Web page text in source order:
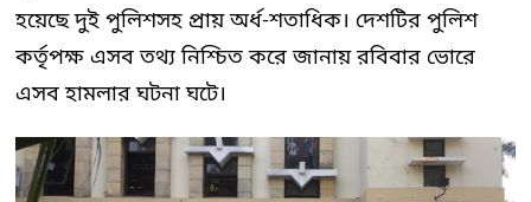
হয়েছে দুই পুলিশসহ প্রায় অর্ধ-শতাধিক। দেশটির পুলিশ
কর্তৃপক্ষ এসব তথ্য নিশ্চিত করে জানায় রবিবার ভোরে
এসব হামলার ঘটনা ঘটে।